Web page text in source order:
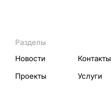
Разделы
Новости
Контакты
Проекты
Услуги